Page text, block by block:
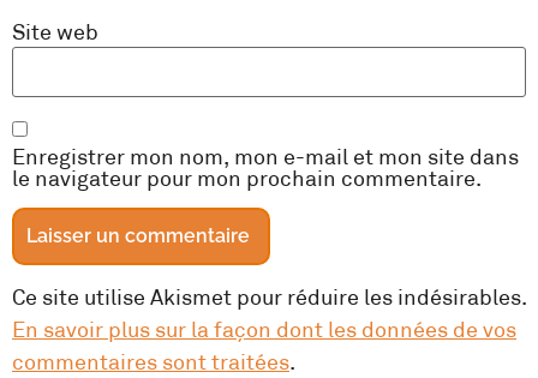
Site web
Enregistrer mon nom, mon e-mail et mon site dans
le navigateur pour mon prochain commentaire.
Ce site utilise Akismet pour réduire les indésirables.
En savoir plus sur la façon dont les données de vos
commentaires sont traitées.